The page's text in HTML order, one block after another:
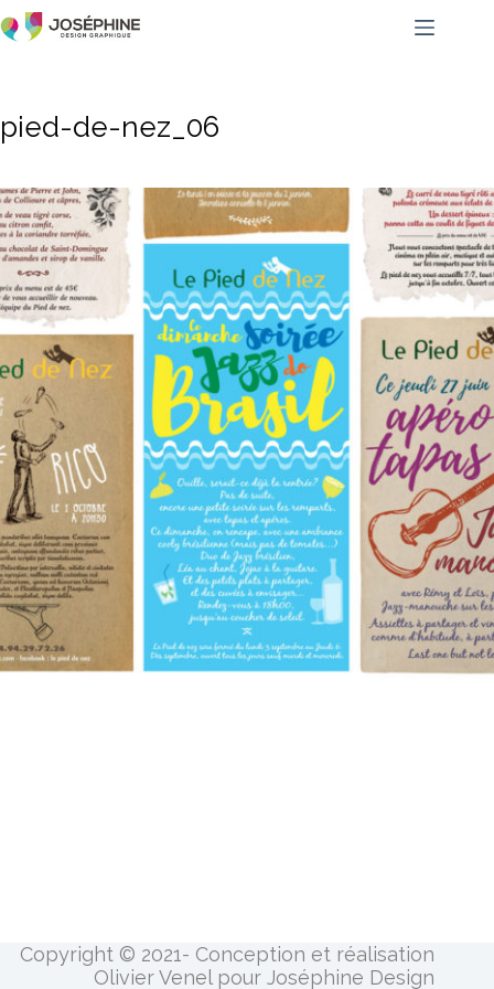
pied-de-nez_06
Copyright © 2021- Conception et réalisation
Olivier Venel pour Joséphine Design